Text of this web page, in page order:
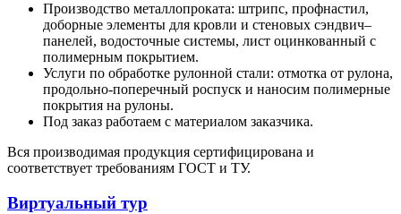
Производство металлопроката: штрипс, профнастил,
доборные элементы для кровли и стеновых сэндвич–
панелей, водосточные системы, лист оцинкованный с
полимерным покрытием.
Услуги по обработке рулонной стали: отмотка от рулона,
продольно-поперечный роспуск и наносим полимерные
покрытия на рулоны.
Под заказ работаем с материалом заказчика.
Вся производимая продукция сертифицирована и
соответствует требованиям ГОСТ и ТУ.
Виртуальный тур